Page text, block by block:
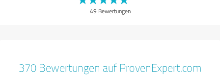
49 Bewertungen
370 Bewertungen auf ProvenExpert.com